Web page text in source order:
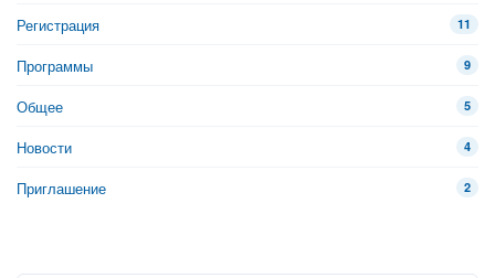
Регистрация 11
Программы 9
Общее 5
Новости 4
Приглашение 2